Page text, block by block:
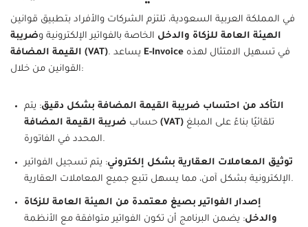
في المملكة العربية السعودية، تلتزم الشركات والأفراد بتطبيق قوانين
الهيئة العامة للزكاة والدخل الخاصة بالفواتير الإلكترونية وضريبة
القيمة المضافة (VAT)
E-Invoice في تسهيل الامتثال لهذه
القوانين من خلال:
التأكد من احتساب ضريبة القيمة المضافة بشكل دقيق: يتم
حساب ضريبة القيمة المضافة (VAT)
المحدد في الفاتورة.
توثيق المعاملات العقارية بشكل إلكتروني: يتم تسجيل الفواتير
الإلكترونية بشكل آمن، مما يسهل تتبع جميع المعاملات العقارية.
إصدار الفواتير بصيغ معتمدة من الهيئة العامة للزكاة
والدخل: يضمن البرنامج أن تكون الفواتير متوافقة مع الأنظمة